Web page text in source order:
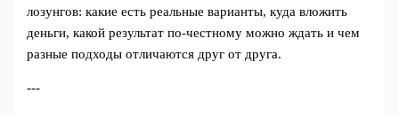
лозунгов: какие есть реальные варианты, куда вложить
деньги, какой результат по-честному можно ждать и чем
разные подходы отличаются друг от друга.
---